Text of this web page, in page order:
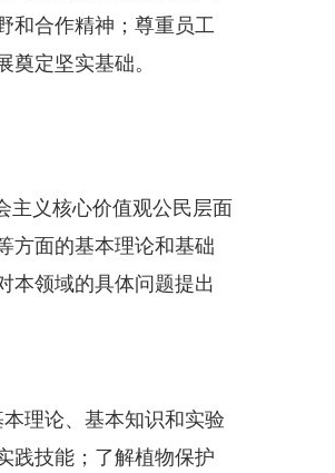
和合作精神；尊重员工
定坚实基础。
义核心价值观公民层面
方面的基本理论和基础
本领域的具体问题提出
理论、基本知识和实验
践技能；了解植物保护